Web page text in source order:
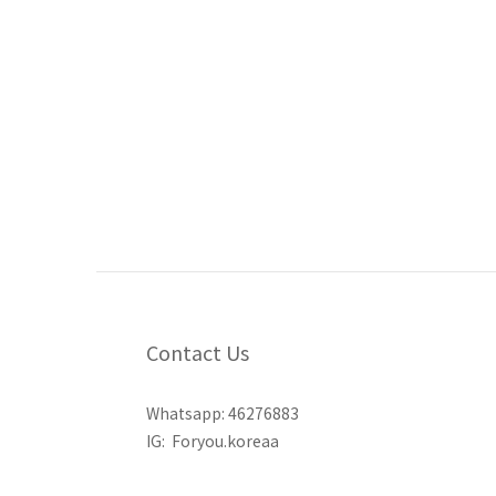
Contact Us
Whatsapp: 46276883
IG: Foryou.koreaa